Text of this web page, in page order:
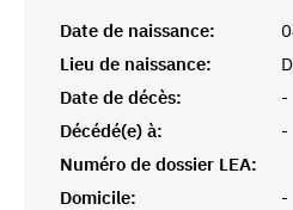
Date de naissance:
Lieu de naissance:
Date de décès:
-
Décédé(e) à:
-
Numéro de dossier LEA:
Domicile:
-